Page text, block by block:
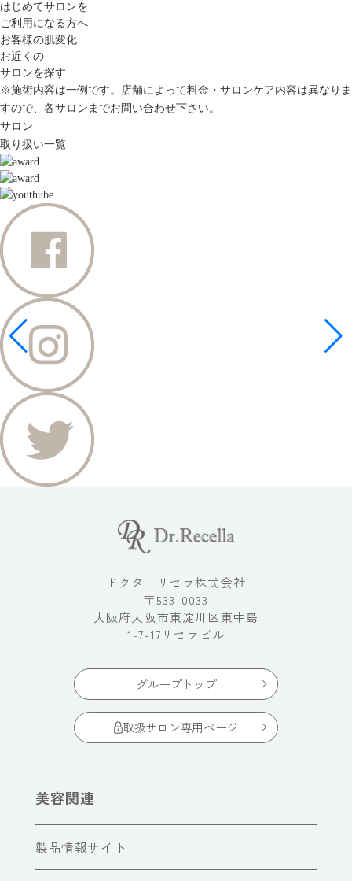
はじめてサロンを
ご利用になる方へ
お客様の肌変化
お近くの
サロンを探す
※施術内容は一例です。店舗によって料金・サロンケア内容は異なりま
すので、各サロンまでお問い合わせ下さい。
サロン
取り扱い一覧
ドクターリセラ株式会社
〒533-0033
大阪府大阪市東淀川区東中島
1-7-17リセラビル
グループトップ
取扱サロン専用ページ
美容関連
製品情報サイト